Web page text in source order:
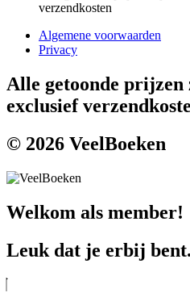
verzendkosten
Algemene voorwaarden
Privacy
Alle getoonde
exclusief
© 2026 VeelBoeken
Welkom als member!
Leuk dat je erbij bent.